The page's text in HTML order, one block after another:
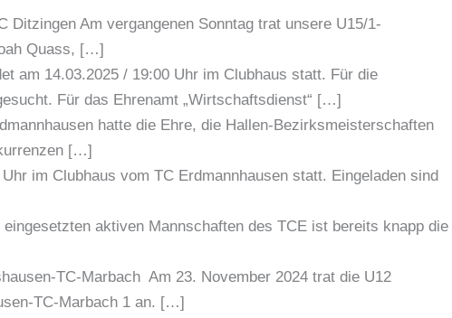
Ditzingen Am vergangenen Sonntag trat unsere U15/1-
Quass, […]
am 14.03.2025 / 19:00 Uhr im Clubhaus statt. Für die
Für das Ehrenamt „Wirtschaftsdienst“ […]
hatte die Ehre, die Hallen-Bezirksmeisterschaften
[…]
im Clubhaus vom TC Erdmannhausen statt. Eingeladen sind
aktiven Mannschaften des TCE ist bereits knapp die
TC-Marbach Am 23. November 2024 trat die U12
TC-Marbach 1 an. […]